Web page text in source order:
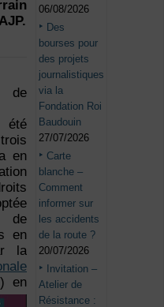
été
en
de
en
la
en
06/08/2026
Des
bourses pour
des projets
journalistiques
via la
Fondation Roi
Baudouin
27/07/2026
Carte
blanche –
Comment
informer sur
les accidents
de la route ?
20/07/2026
Invitation –
Atelier de
Résistance :